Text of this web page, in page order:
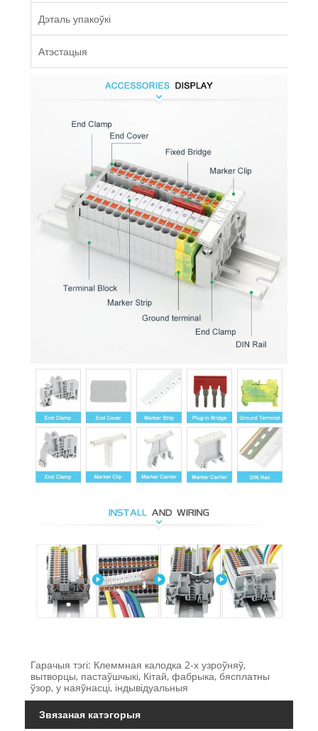
Дэталь упакоўкі
Атэстацыя
Гарачыя тэгі: Клеммная калодка 2-х узроўняў,
вытворцы, пастаўшчыкі, Кітай, фабрыка, бясплатны
ўзор, у наяўнасці, індывідуальныя
Звязаная катэгорыя